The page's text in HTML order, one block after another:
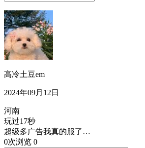
高冷土豆em
2024年09月12日
河南
玩过17秒
超级多广告我真的服了…
0次浏览 0